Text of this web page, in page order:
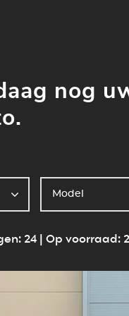
nog
24 | Op voorraad: